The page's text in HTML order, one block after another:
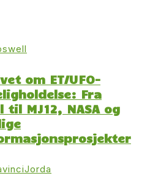
om ET/UFO-
Fra
til MJ12, NASA og